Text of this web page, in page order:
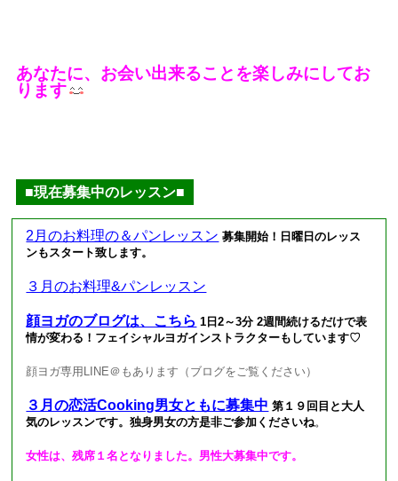
あなたに、お会い出来ることを楽しみにしてお
ります
■現在募集中のレッスン■
2月のお料理の＆パンレッスン 募集開始！日曜日のレッス
ンもスタート致します。
３月のお料理&パンレッスン
顔ヨガのブログは、こちら 1日2～3分 2週間続けるだけで表
情が変わる！フェイシャルヨガインストラクターもしています♡
顔ヨガ専用LINE＠もあります（ブログをご覧ください）
３月の恋活Cooking男女ともに募集中 第１９回目と大人
気のレッスンです。独身男女の方是非ご参加くださいね。
女性は、残席１名となりました。男性大募集中です。